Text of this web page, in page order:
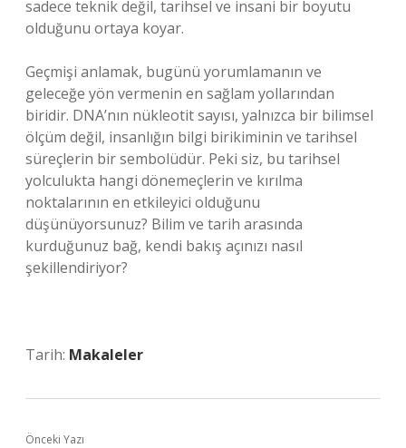
sadece teknik değil, tarihsel ve insani bir boyutu
olduğunu ortaya koyar.
Geçmişi anlamak, bugünü yorumlamanın ve
geleceğe yön vermenin en sağlam yollarından
biridir. DNA’nın nükleotit sayısı, yalnızca bir bilimsel
ölçüm değil, insanlığın bilgi birikiminin ve tarihsel
süreçlerin bir sembolüdür. Peki siz, bu tarihsel
yolculukta hangi dönemeçlerin ve kırılma
noktalarının en etkileyici olduğunu
düşünüyorsunuz? Bilim ve tarih arasında
kurduğunuz bağ, kendi bakış açınızı nasıl
şekillendiriyor?
Tarih: Makaleler
Önceki Yazı